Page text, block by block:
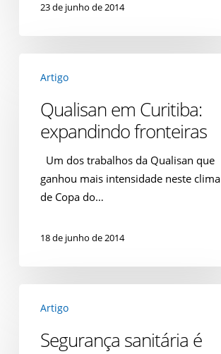
23 de junho de 2014
expandindo
fronteiras
Artigo
Qualisan em Curitiba:
expandindo fronteiras
Um dos trabalhos da Qualisan que
ganhou mais intensidade neste clima
de Copa do…
18 de junho de 2014
sanitária
reforçada
Artigo
Segurança sanitária é